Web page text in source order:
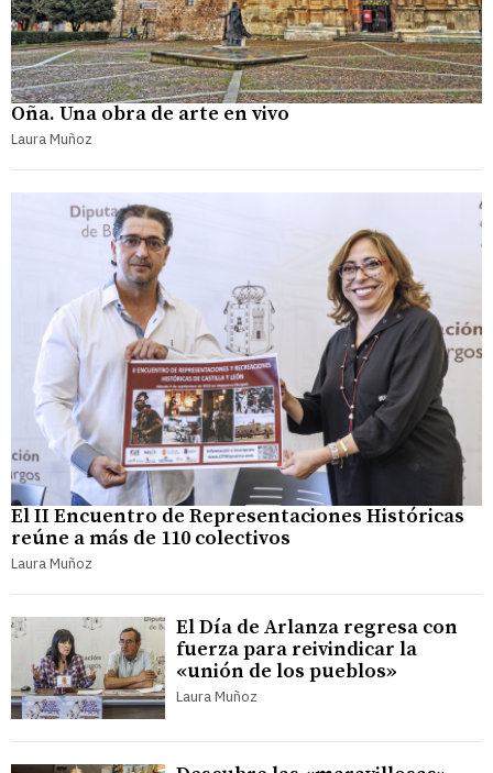
Oña. Una obra de arte en vivo
Laura Muñoz
El II Encuentro de Representaciones Históricas
reúne a más de 110 colectivos
Laura Muñoz
El Día de Arlanza regresa con
fuerza para reivindicar la
«unión de los pueblos»
Laura Muñoz